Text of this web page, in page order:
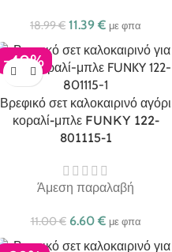
18.99€ 11.39 € με φπα
-40%
Βρεφικό σετ καλοκαιρινό αγόρι
κοραλί-μπλε FUNKY 122-
801115-1
Άμεση παραλαβή
11.00€ 6.60 € με φπα